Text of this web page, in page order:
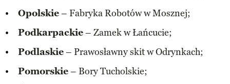
Opolskie– Fabryka Robotów w Mosznej;
Podkarpackie– Zamek w Łańcucie;
Podlaskie– Prawosławny skit w Odrynkach;
Pomorskie– Bory Tucholskie;